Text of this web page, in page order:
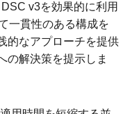
v3を効果的に利用
一貫性のある構成を
的なアプローチを提供
の解決策を提示しま